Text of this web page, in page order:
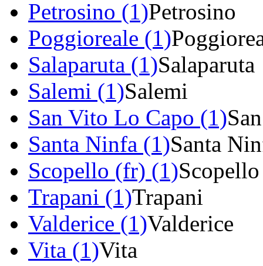
Petrosino (1)Petrosino
Poggioreale (1)
Salaparuta (1)Salaparuta
Salemi (1)Salemi
San Vito Lo Capo (1)
Santa Ninfa (1)Santa
Scopello (fr) (1)Scopello
Trapani (1)Trapani
Valderice (1)Valderice
Vita (1)Vita